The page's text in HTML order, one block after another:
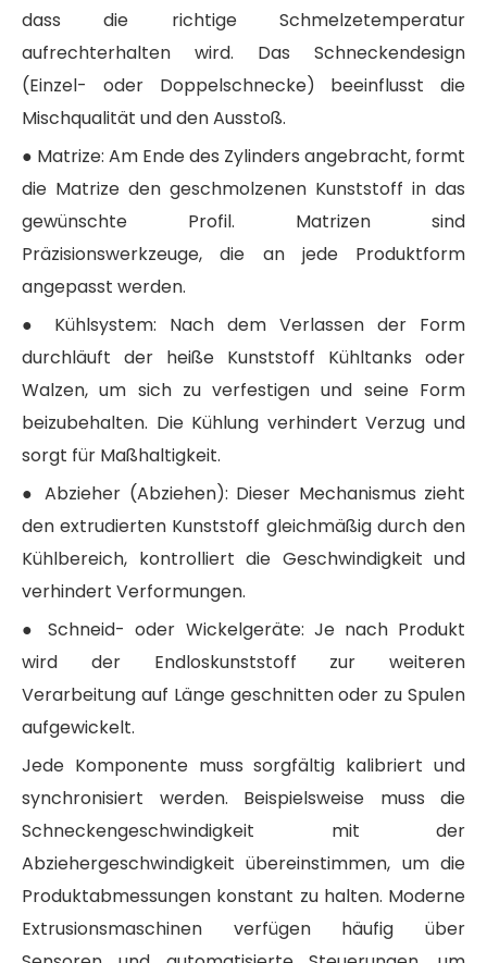
dass die richtige Schmelzetemperatur
aufrechterhalten wird. Das Schneckendesign
(Einzel- oder Doppelschnecke) beeinflusst die
Mischqualität und den Ausstoß.
● Matrize: Am Ende des Zylinders angebracht, formt
die Matrize den geschmolzenen Kunststoff in das
gewünschte Profil. Matrizen sind
Präzisionswerkzeuge, die an jede Produktform
angepasst werden.
● Kühlsystem: Nach dem Verlassen der Form
durchläuft der heiße Kunststoff Kühltanks oder
Walzen, um sich zu verfestigen und seine Form
beizubehalten. Die Kühlung verhindert Verzug und
sorgt für Maßhaltigkeit.
● Abzieher (Abziehen): Dieser Mechanismus zieht
den extrudierten Kunststoff gleichmäßig durch den
Kühlbereich, kontrolliert die Geschwindigkeit und
verhindert Verformungen.
● Schneid- oder Wickelgeräte: Je nach Produkt
wird der Endloskunststoff zur weiteren
Verarbeitung auf Länge geschnitten oder zu Spulen
aufgewickelt.
Jede Komponente muss sorgfältig kalibriert und
synchronisiert werden. Beispielsweise muss die
Schneckengeschwindigkeit mit der
Abziehergeschwindigkeit übereinstimmen, um die
Produktabmessungen konstant zu halten. Moderne
Extrusionsmaschinen verfügen häufig über